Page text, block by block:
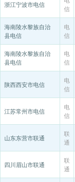
浙江宁波市电信
信
海南陵水黎族自治
县电信
电
信
海南陵水黎族自治
县电信
电
信
陕西西安市电信
电
信
江苏常州市电信
电
信
山东东营市联通
联
通
四川眉山市联通
联
通